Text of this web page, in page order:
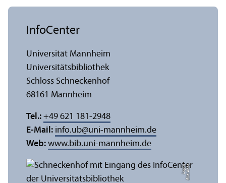
Bil
d:
A
n
n
a
L
o
g
u
e
InfoCenter
Universität Mannheim
Universitäts­bibliothek
Schloss Schneckenhof
68161 Mannheim
Tel.: +49 621 181-2948
E-Mail: info.ub@uni-mannheim.de
Web: www.bib.uni-mannheim.de